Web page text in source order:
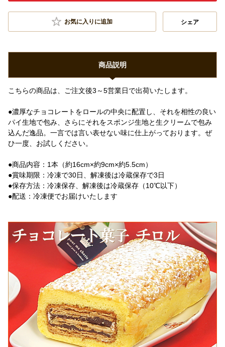
お気に入りに追加 シェア
商品説明
こちらの商品は、ご注文後3～5営業日で出荷いたします。
●濃厚なチョコレートをロールの中央に配置し、それを相性の良い
パイ生地で包み、さらにそれをスポンジ生地と生クリームで包み
込んだ逸品。一言では言い表せない味に仕上がっております。ぜ
ひ一度、お試しください。
●商品内容：1本（約16cm×約9cm×約5.5cm）
●賞味期限：冷凍で30日、解凍後は冷蔵保存で3日
●保存方法：冷凍保存、解凍後は冷蔵保存（10℃以下）
●配送：冷凍便でお届けいたします